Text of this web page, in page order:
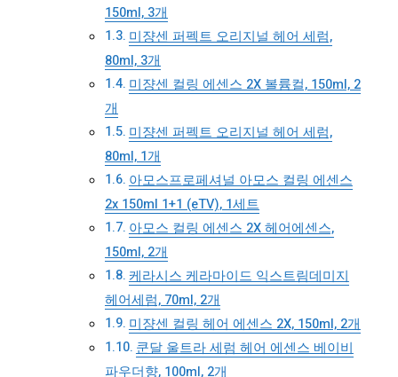
150ml, 3개
미쟝센 퍼펙트 오리지널 헤어 세럼,
80ml, 3개
미쟝센 컬링 에센스 2X 볼륨컬, 150ml, 2
개
미쟝센 퍼펙트 오리지널 헤어 세럼,
80ml, 1개
아모스프로페셔널 아모스 컬링 에센스
2x 150ml 1+1 (eTV), 1세트
아모스 컬링 에센스 2X 헤어에센스,
150ml, 2개
케라시스 케라마이드 익스트림데미지
헤어세럼, 70ml, 2개
미쟝센 컬링 헤어 에센스 2X, 150ml, 2개
쿤달 울트라 세럼 헤어 에센스 베이비
파우더향, 100ml, 2개